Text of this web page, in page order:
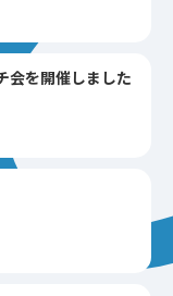
会を開催しました